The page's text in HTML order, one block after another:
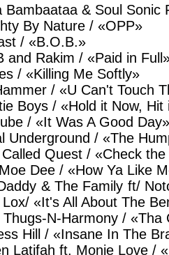
Bambaataa & Soul Sonic
By Nature / «OPP»
/ «B.O.B.»
and Rakim / «Paid in
/ «Killing Me Softly»
/ «U Can't Touch
Boys / «Hold it Now, Hit
/ «It Was A Good Day»
Underground / «The
Quest / «Check the
Dee / «How Ya Like
& The Family ft/
«It's All About The
N-Harmony / «Tha
Hill / «Insane In The
Latifah ft. Monie Love /